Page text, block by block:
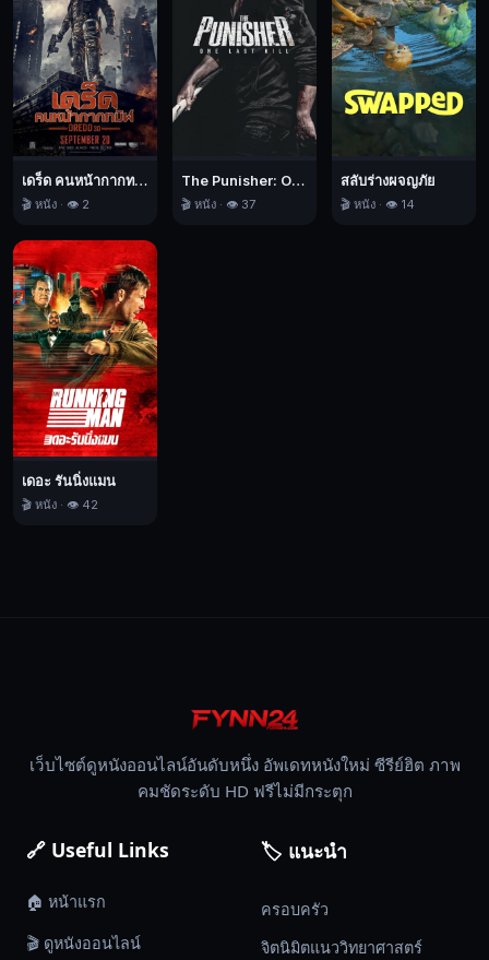
เดร็ด คนหน้ากากทมิฬ
🎬 หนัง · 👁️ 2
The Punisher: One Last Kill เดอะ พันนิชเชอร์: ฆ่าทิ้งทวน
🎬 หนัง · 👁️ 37
สลับร่างผจญภัย
🎬 หนัง · 👁️ 14
เดอะ รันนิ่งแมน
🎬 หนัง · 👁️ 42
เว็บไซต์ดูหนังออนไลน์อันดับหนึ่ง อัพเดทหนังใหม่ ซีรีย์ฮิต ภาพ
คมชัดระดับ HD ฟรีไม่มีกระตุก
🔗 Useful Links
🏠 หน้าแรก
🎬 ดูหนังออนไลน์
🏷️ แนะนำ
ครอบครัว
จิตนิมิตแนววิทยาศาสตร์